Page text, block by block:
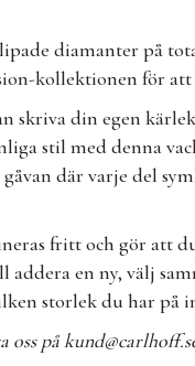
diamanter på
kollektionen för
skriva din egen
stil med denna
där varje del
fritt och gör att
en ny, välj
storlek du har på
oss på